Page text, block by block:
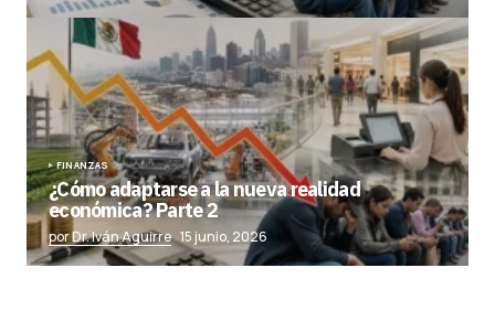
FINANZAS
¿Cómo adaptarse a la nueva realidad
económica? Parte 2
por Dr. Iván Aguirre 15 junio, 2026